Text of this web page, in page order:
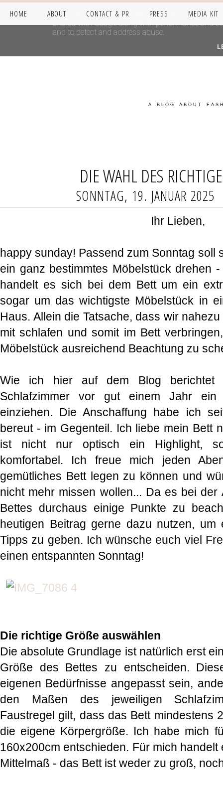
HOME ABOUT CONTACT & PR PRESS MEDIA KIT
A BLOG ABOUT
DIE WAHL DES
SONNTAG, 19. JANUAR 2025
Ihr Lieben,
happy sunday! Passend zum Sonntag soll
ein ganz bestimmtes Möbelstück drehen
handelt es sich bei dem Bett um ein
sogar um das wichtigste Möbelstück in
Haus. Allein die Tatsache, dass wir
mit schlafen und somit im Bett
Möbelstück ausreichend Beachtung zu
Wie ich hier auf dem Blog berichtet
Schlafzimmer vor gut einem Jahr
einziehen. Die Anschaffung habe ich
bereut - im Gegenteil. Ich liebe mein Bett
ist nicht nur optisch ein Highlight,
komfortabel. Ich freue mich jeden
gemütliches Bett legen zu können und
nicht mehr missen wollen... Da es bei der
Bettes durchaus einige Punkte zu
heutigen Beitrag gerne dazu nutzen, um
Tipps zu geben. Ich wünsche euch viel
einen entspannten Sonntag!
Die richtige Größe auswählen
Die absolute Grundlage ist natürlich erst
Größe des Bettes zu entscheiden.
eigenen Bedürfnisse angepasst sein,
den Maßen des jeweiligen
Faustregel gilt, dass das Bett mindestens
die eigene Körpergröße. Ich habe mich
160x200cm entschieden. Für mich
Mittelmaß - das Bett ist weder zu groß,
This site uses cookies from Google to deliver its
shared with Google along with performance and
and to detect and address abuse.